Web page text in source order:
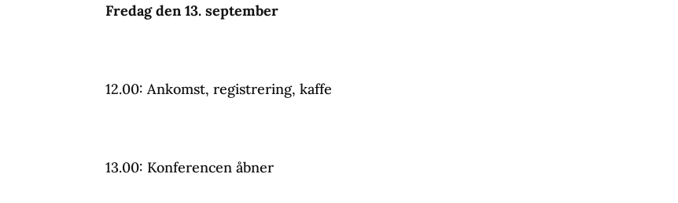
Fredag den 13. september
12.00: Ankomst, registrering, kaffe
13.00: Konferencen åbner